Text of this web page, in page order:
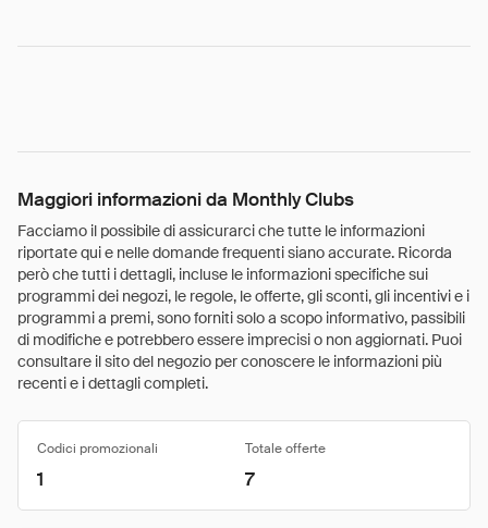
Maggiori informazioni da Monthly Clubs
Facciamo il possibile di assicurarci che tutte le informazioni
riportate qui e nelle domande frequenti siano accurate. Ricorda
però che tutti i dettagli, incluse le informazioni specifiche sui
programmi dei negozi, le regole, le offerte, gli sconti, gli incentivi e i
programmi a premi, sono forniti solo a scopo informativo, passibili
di modifiche e potrebbero essere imprecisi o non aggiornati. Puoi
consultare il sito del negozio per conoscere le informazioni più
recenti e i dettagli completi.
Codici promozionali Totale offerte
1 7